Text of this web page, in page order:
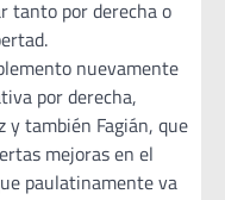
tanto por derecha o
nuevamente
por derecha,
y también Fagián, que
mejoras en el
paulatinamente va